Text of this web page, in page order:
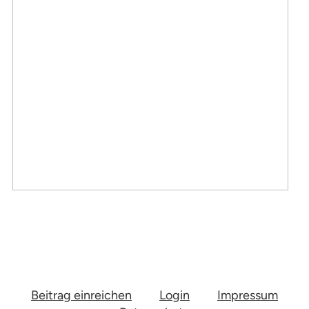
Beitrag einreichen Login
Impressum